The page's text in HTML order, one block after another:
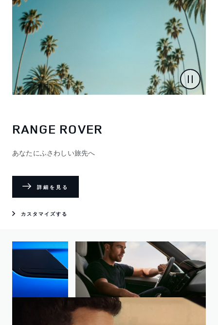
RANGE ROVER
あなたにふさわしい旅先へ
詳細を見る
カスタマイズする